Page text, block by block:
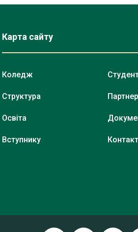
Карта сайту
Коледж
Структура
Освіта
Вступнику